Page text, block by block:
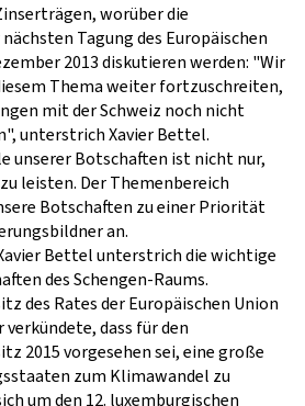
worüber die
Tagung des Europäischen
2013 diskutieren werden: "Wir
Thema weiter fortzuschreiten,
mit der Schweiz noch nicht
unterstrich Xavier Bettel.
unserer Botschaften ist nicht nur,
leisten. Der Themenbereich
Botschaften zu einer Priorität
an.
Bettel unterstrich die wichtige
des Schengen-Raums.
des Rates der Europäischen Union
dass für den
2015 vorgesehen sei, eine große
zum Klimawandel zu
um den 12. luxemburgischen